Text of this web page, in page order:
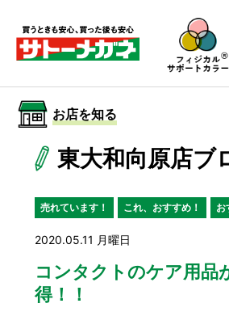
サトーメガネを知る
サトーメガネについて
01 サ
03
お店を知る
サービスを知る
お店を知る
東大和向原店ブ
売れています！ これ、おすすめ！ お
2020.05.11 月曜日
コンタクトのケア用品
得！！